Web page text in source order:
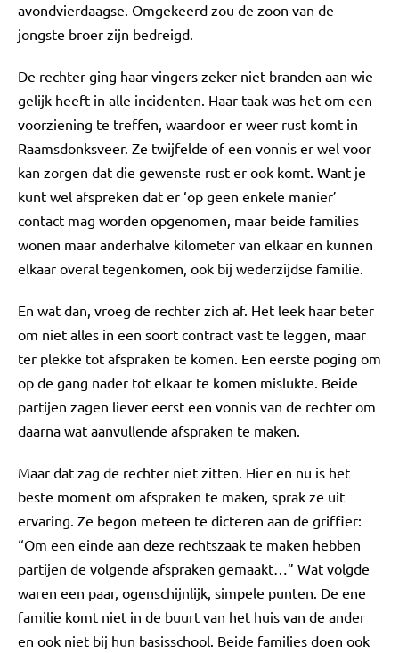
avondvierdaagse. Omgekeerd zou de zoon van de
jongste broer zijn bedreigd.
De rechter ging haar vingers zeker niet branden aan wie
gelijk heeft in alle incidenten. Haar taak was het om een
voorziening te treffen, waardoor er weer rust komt in
Raamsdonksveer. Ze twijfelde of een vonnis er wel voor
kan zorgen dat die gewenste rust er ook komt. Want je
kunt wel afspreken dat er ‘op geen enkele manier’
contact mag worden opgenomen, maar beide families
wonen maar anderhalve kilometer van elkaar en kunnen
elkaar overal tegenkomen, ook bij wederzijdse familie.
En wat dan, vroeg de rechter zich af. Het leek haar beter
om niet alles in een soort contract vast te leggen, maar
ter plekke tot afspraken te komen. Een eerste poging om
op de gang nader tot elkaar te komen mislukte. Beide
partijen zagen liever eerst een vonnis van de rechter om
daarna wat aanvullende afspraken te maken.
Maar dat zag de rechter niet zitten. Hier en nu is het
beste moment om afspraken te maken, sprak ze uit
ervaring. Ze begon meteen te dicteren aan de griffier:
“Om een einde aan deze rechtszaak te maken hebben
partijen de volgende afspraken gemaakt…” Wat volgde
waren een paar, ogenschijnlijk, simpele punten. De ene
familie komt niet in de buurt van het huis van de ander
en ook niet bij hun basisschool. Beide families doen ook